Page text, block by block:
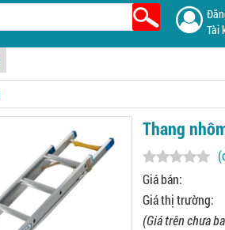
Tài
Thang
Giá bán:
Giá thị trường:
(Giá trên chưa